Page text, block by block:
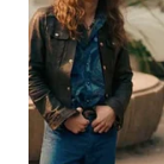
WN
SEMARANG
WN
SOLO